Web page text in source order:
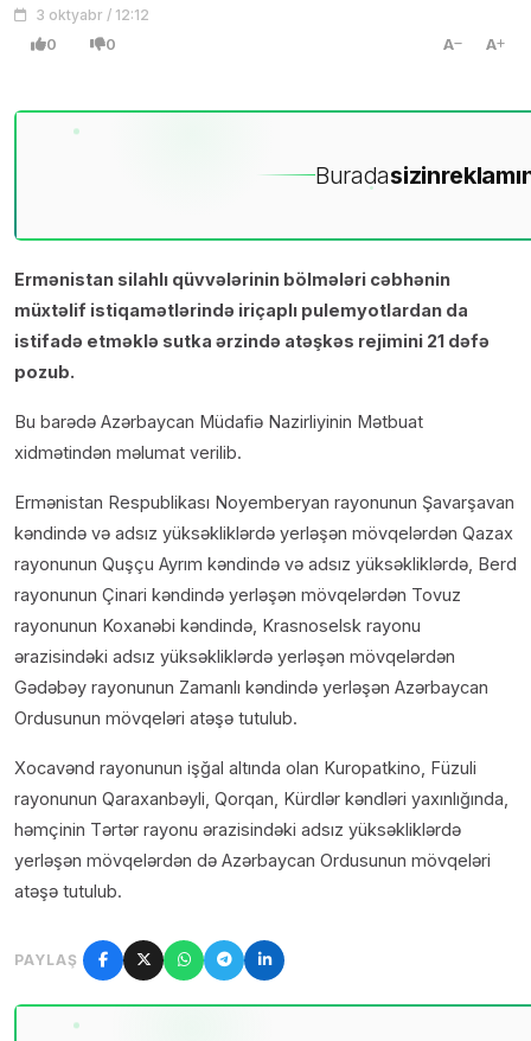
3 oktyabr / 12:12
0 0 A A
Buradasizin
Ermənistan silahlı qüvvələrinin bölmələri cəbhənin
müxtəlif istiqamətlərində iriçaplı pulemyotlardan da
istifadə etməklə sutka ərzində atəşkəs rejimini 21 dəfə
pozub.
Bu barədə Azərbaycan Müdafiə Nazirliyinin Mətbuat
xidmətindən məlumat verilib.
Ermənistan Respublikası Noyemberyan rayonunun Şavarşavan
kəndində və adsız yüksəkliklərdə yerləşən mövqelərdən Qazax
rayonunun Quşçu Ayrım kəndində və adsız yüksəkliklərdə, Berd
rayonunun Çinari kəndində yerləşən mövqelərdən Tovuz
rayonunun Koxanəbi kəndində, Krasnoselsk rayonu
ərazisindəki adsız yüksəkliklərdə yerləşən mövqelərdən
Gədəbəy rayonunun Zamanlı kəndində yerləşən Azərbaycan
Ordusunun mövqeləri atəşə tutulub.
Xocavənd rayonunun işğal altında olan Kuropatkino, Füzuli
rayonunun Qaraxanbəyli, Qorqan, Kürdlər kəndləri yaxınlığında,
həmçinin Tərtər rayonu ərazisindəki adsız yüksəkliklərdə
yerləşən mövqelərdən də Azərbaycan Ordusunun mövqeləri
atəşə tutulub.
PAYLAŞ